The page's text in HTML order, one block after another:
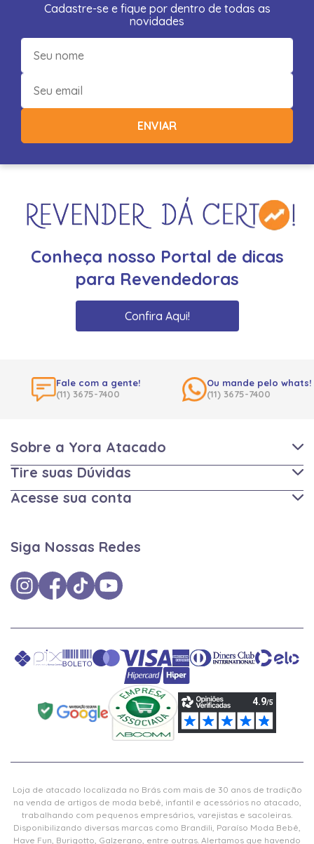
Cadastre-se e fique por dentro de todas as
novidades
ENVIAR
Conheça nosso Portal de dicas
para Revendedoras
Confira Aqui!
Fale com a gente!
(11) 3675-7400
Ou mande pelo whats!
(11) 3675-7400
Sobre a Yora Atacado
Tire suas Dúvidas
Acesse sua conta
Siga Nossas Redes
Loja de atacado localizada no Brás com mais de 30 anos de tradição
na venda de artigos de moda bebê, infantil e acessórios no atacado,
trabalhando com pequenos empresários, varejistas e sacoleiras.
Disponibilizando diversas marcas como Brandili, Paraíso Moda Bebê,
Have Fun, Burigotto, Galzerano, entre outras. Alertamos que havendo